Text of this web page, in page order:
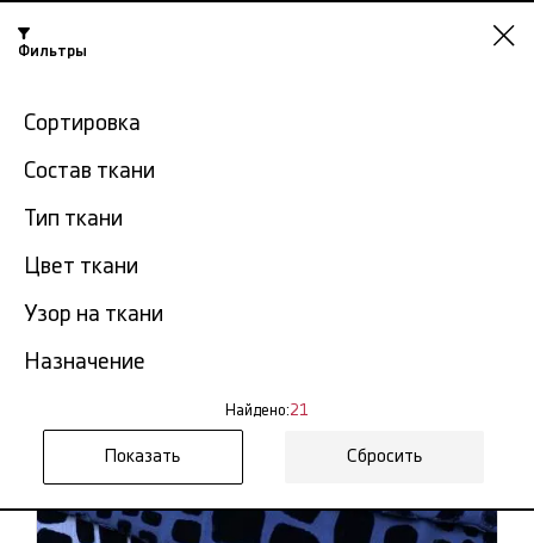
Нижний
Новгород
-15% на ткани по промокоду NY15
ГлавнаяТкань бархат
Бархат из Италии в Нижнем
Фильтры
Сортировка
Состав ткани
Тип ткани
Цвет ткани
Узор на ткани
Назначение
Найдено:21
Сбросить